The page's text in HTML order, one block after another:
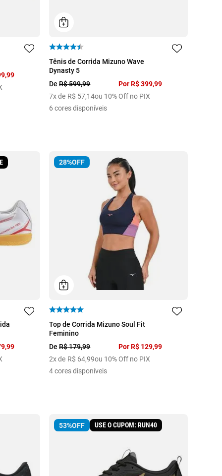
,99
38 39 40 41
44
Tênis de Corrida Mizuno Wave
Dynasty 5
DeR$599,99 PorR$ 399,99
7x de R$ 57,14ou 10% Off no PIX
6 cores disponíveis
44
,99
28%OFF
M
Top de Corrida Mizuno Soul Fit
Feminino
DeR$179,99 PorR$ 129,99
2x de R$ 64,99ou 10% Off no PIX
4 cores disponíveis
53%OFF USE O CUPOM: RUN40